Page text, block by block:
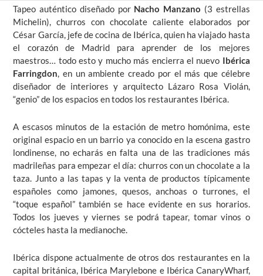
Tapeo auténtico diseñado por Nacho Manzano (3 estrellas
Michelin), churros con chocolate caliente elaborados por
César García, jefe de cocina de Ibérica, quien ha viajado hasta
el corazón de Madrid para aprender de los mejores
maestros… todo esto y mucho más encierra el nuevo Ibérica
Farringdon , en un ambiente creado por el más que célebre
diseñador de interiores y arquitecto Lázaro Rosa Violán,
“genio” de los espacios en todos los restaurantes Ibérica.
A escasos minutos de la estación de metro homónima, este
original espacio en un barrio ya conocido en la escena gastro
londinense, no echarás en falta una de las tradiciones más
madrileñas para empezar el día: churros con un chocolate a la
taza. Junto a las tapas y la venta de productos típicamente
españoles como jamones, quesos, anchoas o turrones, el
“toque español” también se hace evidente en sus horarios.
Todos los jueves y viernes se podrá tapear, tomar vinos o
cócteles hasta la medianoche.
Ibérica dispone actualmente de otros dos restaurantes en la
capital británica, Ibérica Marylebone e Ibérica CanaryWharf,